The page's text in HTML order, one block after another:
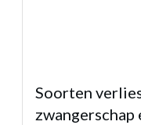
Soorten